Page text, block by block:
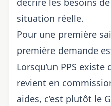
situation réelle.
Pour une première
première demande
Lorsqu’un PPS
revient en
aides, c’est plutôt le